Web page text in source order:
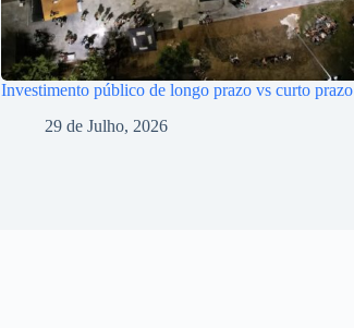
Investimento público de longo prazo vs curto prazo
29 de Julho, 2026